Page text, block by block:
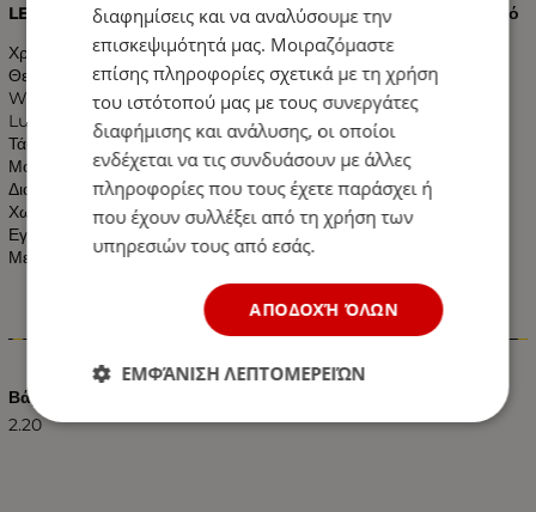
LED Πάνελ Οροφής 60х60cm 48 Watt 230 Volt Θερμό Λευκό
Χρώμα: Θερμό Λευκό
Θερμοκρασία Χρώματος: 2800k
Watt: 48W
Lumen:3840LM
Τάση: 230 V
Μοίρες: 120°
Διαστάσεις: 595mm x 595mm x 9 mm
Χωρίς UV και IR Ακτινοβολία
Εγγύηση 2 Χρόνια
Με Πιστοποιητικά CE & RoHS
Χαρακτηριστικά
Βάρος (kg.)
2.20
διαφημίσεις και να αναλύσουμε την
επισκεψιμότητά μας. Μοιραζόμαστε
επίσης πληροφορίες σχετικά με τη χρήση
του ιστότοπού μας με τους συνεργάτες
διαφήμισης και ανάλυσης, οι οποίοι
ενδέχεται να τις συνδυάσουν με άλλες
πληροφορίες που τους έχετε παράσχει ή
που έχουν συλλέξει από τη χρήση των
υπηρεσιών τους από εσάς.
ΑΠΟΔΟΧΉ ΌΛΩΝ
ΕΜΦΆΝΙΣΗ ΛΕΠΤΟΜΕΡΕΙΏΝ